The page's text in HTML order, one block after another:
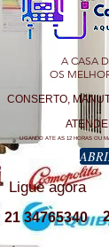
A CASA
OS
CONSERTO,
LIGANDO ATE AS 12 HORAS OU
Ligue agora
21 34765340